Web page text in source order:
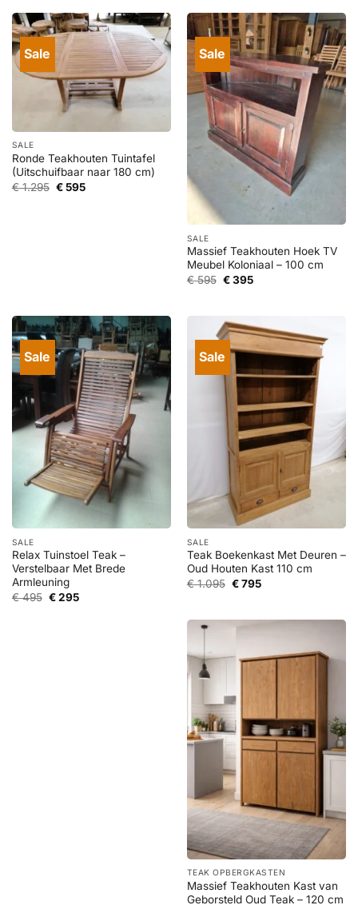
Sale
SALE
Ronde Teakhouten Tuintafel
(Uitschuifbaar naar 180 cm)
€1.295 Oorspronkelijke
prijs
€595Huidige
Sale
SALE
Massief Teakhouten Hoek TV
Meubel Koloniaal – 100 cm
€595 Oorspronkelijke
€395Huidige
Sale
SALE
Relax Tuinstoel Teak –
Verstelbaar Met Brede
Armleuning
€495 Oorspronkelijke
€295Huidige
Sale
SALE
Teak Boekenkast Met Deuren –
Oud Houten Kast 110 cm
€1.095 Oorspronkelijke
€795Huidige
TEAK OPBERGKASTEN
Massief Teakhouten Kast van
Geborsteld Oud Teak – 120 cm